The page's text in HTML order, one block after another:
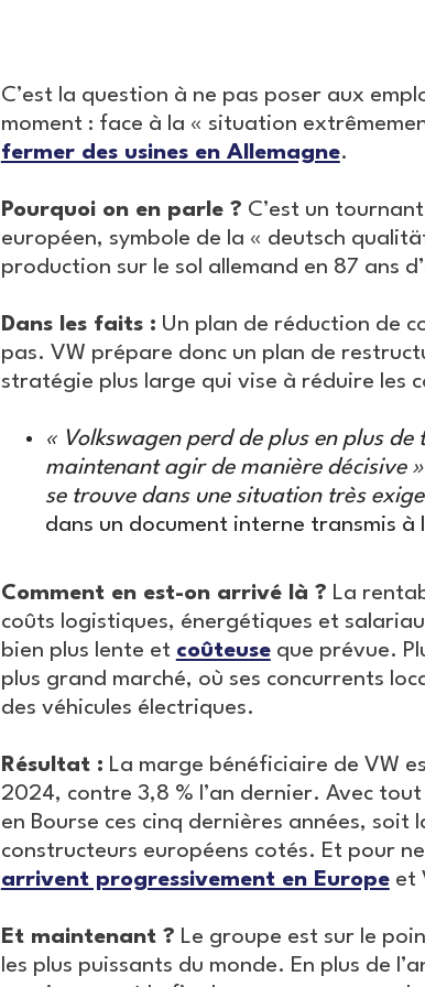
C’est la question à ne pas poser aux
moment : face à la « situation
fermer des usines en Allemagne.
Pourquoi on en parle ? C’est un
européen, symbole de la « deutsch
production sur le sol allemand en 87 ans
Dans les faits : Un plan de réduction de
pas. VW prépare donc un plan de
stratégie plus large qui vise à réduire les
« Volkswagen perd de plus en plus
maintenant agir de manière décisive »
se trouve dans une situation très
dans un document interne transmis à
Comment en est-on arrivé là ? La
coûts logistiques, énergétiques et
bien plus lente et coûteuseque prévue.
plus grand marché, où ses concurrents
des véhicules électriques.
Résultat : La marge bénéficiaire de VW
2024, contre 3,8 % l’an dernier. Avec
en Bourse ces cinq dernières années,
constructeurs européens cotés. Et pour
arrivent progressivement en Europeet
Et maintenant ? Le groupe est sur le
les plus puissants du monde. En plus de